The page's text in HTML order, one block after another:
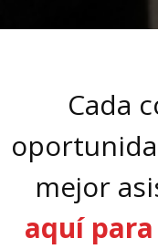
Cada
mejor
aquí